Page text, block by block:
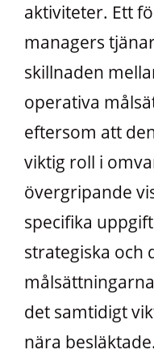
aktiviteter. Ett
managers
skillnaden
operativa
eftersom att
viktig roll i
övergripande
specifika
strategiska och
det samtidigt
nära